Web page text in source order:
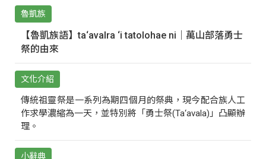
魯凱族
【魯凱族語】ta‘avalra ‘i tatolohae ni｜萬山部落勇士
祭的由來
文化介紹
傳統祖靈祭是一系列為期四個月的祭典，現今配合族人工
作求學濃縮為一天，並特別將「勇士祭(Ta‘avala)」凸顯辦
理。
小辭典